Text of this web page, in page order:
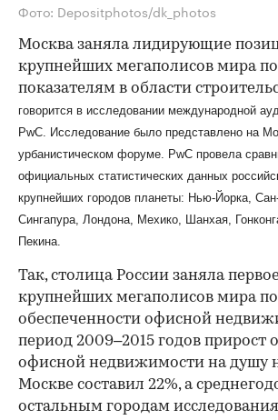
Фото: Depositphotos/dk_photos
Москва заняла лидирующие
крупнейших мегаполисов мира
показателям в области
говорится в исследовании международной
PwC. Исследование было представлено на
урбанистическом форуме. PwC провела
официальных статистических данных
крупнейших городов планеты: Нью-Йорка,
Сингапура, Лондона, Мехико, Шанхая,
Пекина.
Так, столица России заняла
крупнейших мегаполисов мира
обеспеченности офисной
период 2009–2015 годов прирост
офисной недвижимости на душу
Москве составил 22%, а
остальным городам